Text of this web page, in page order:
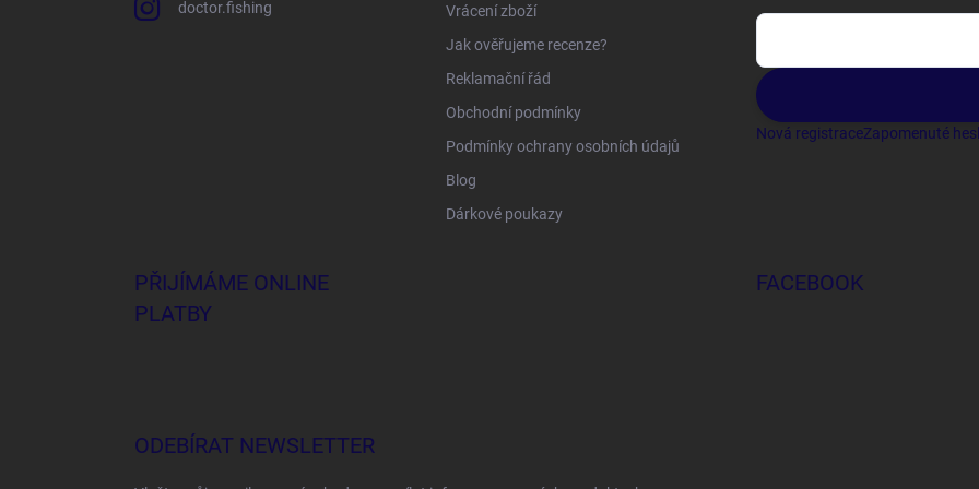
doctor.fishing
Vrácení zboží
Jak ověřujeme recenze?
Reklamační řád
Obchodní podmínky
Podmínky ochrany osobních údajů
Blog
Dárkové poukazy
Nová registraceZapomenuté
PŘIJÍMÁME ONLINE
PLATBY
FACEBOOK
ODEBÍRAT NEWSLETTER